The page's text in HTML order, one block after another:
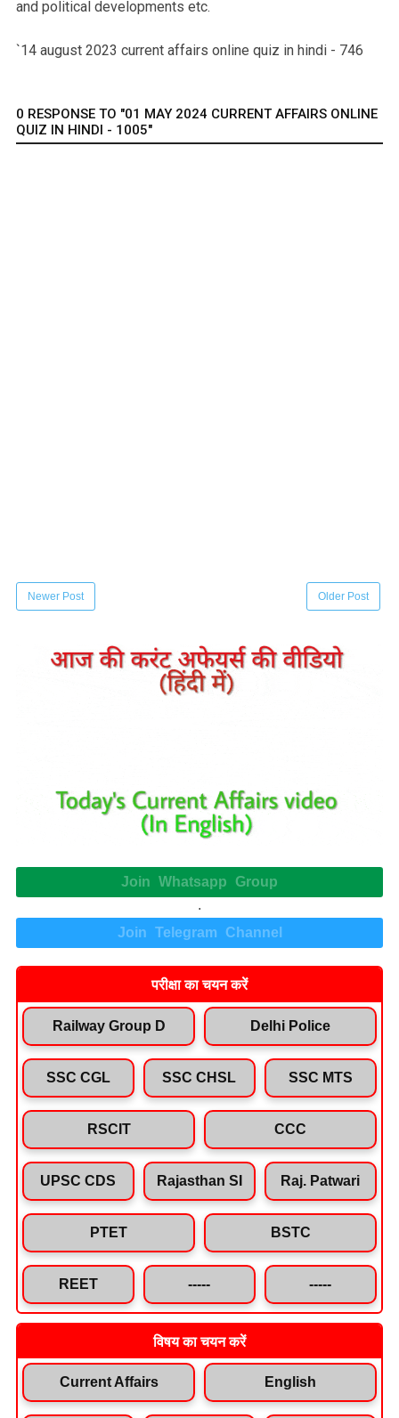
and political developments etc.
`14 august 2023 current affairs online quiz in hindi - 746
0 RESPONSE TO "01 MAY 2024 CURRENT AFFAIRS ONLINE
QUIZ IN HINDI - 1005"
Newer Post Older Post
Join Whatsapp Group
.
Join Telegram Channel
परीक्षा का चयन करें
Railway Group D Delhi Police
SSC CGL SSC CHSL SSC MTS
RSCIT CCC
UPSC CDS Rajasthan SI Raj. Patwari
PTET BSTC
REET ----- -----
विषय का चयन करें
Current Affairs English